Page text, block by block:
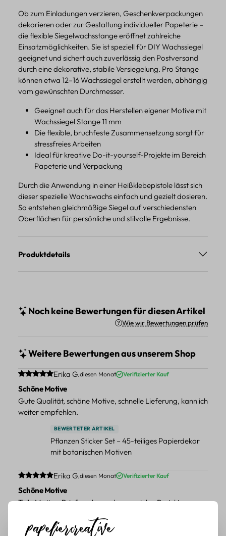
Ob zum Einladungen verzieren, Geschenkverpackungen
dekorieren oder zur Gestaltung individueller Papeterie –
die flexible Siegelwachsstange eröffnet zahlreiche
Einsatzmöglichkeiten. Sie ist speziell für DIY Wachssiegel
geeignet und sichert auch zuverlässig den Postversand
durch eine dekorative, stabile Versiegelung. Pro Stange
können etwa 12–16 Wachssiegel erstellt werden, abhängig
vom gewünschten Durchmesser.
Geeignet auch für das Herstellen eigener Motive mit
Wachssiegel Stange 11 mm
Die flexible, bruchfeste Zusammensetzung sorgt für
stressfreies Arbeiten
Ideal für kreative Do-it-yourself-Projekte im Bereich
Papeterie und Verpackung
Durch die Anwendung in einer Heißklebepistole lässt sich
dieser spezielle Wachswachs einfach und gezielt dosieren.
So entstehen gleichmäßige Siegel auf verschiedensten
Oberflächen für persönliche und stilvolle Ergebnisse.
Produktdetails
Noch keine Bewertungen für diesen Artikel
Wie wir Bewertungen prüfen
Weitere Bewertungen aus unserem Shop
Durchschnittliche Bewertung von 5 von 5 Sternen
Erika G.diesen Monat Verifizierter Kauf
Schöne Motive
Gute Qualität, schöne Motive, schnelle Lieferung, kann ich
weiter empfehlen.
BEWERTETER ARTIKEL
Pflanzen Sticker Set – 45-teiliges Papierdekor
mit botanischen Motiven
Durchschnittliche Bewertung von 5 von 5 Sternen
Erika G.diesen Monat Verifizierter Kauf
Schöne Motive
Tolle Motive, Briefmarken gehen zu vielen Projekten,
BEWERTETER ARTIKEL